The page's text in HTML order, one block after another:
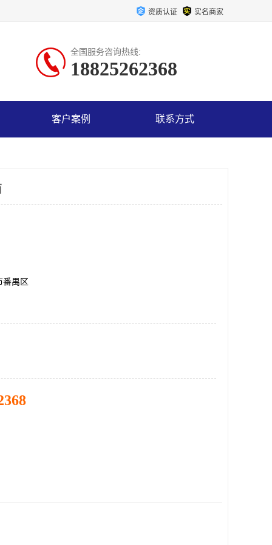
资质认证 实名商家
全国服务咨询热线:
18825262368
客户案例 联系方式
番禺区